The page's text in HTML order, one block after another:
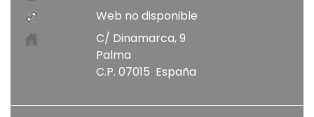
Web no disponible
C/ Dinamarca, 9
Palma
C.P. 07015 España